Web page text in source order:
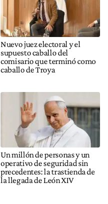
Nuevo juez electoral y el
supuesto caballo del
comisario que terminó como
caballo de Troya
Un millón de personas y un
operativo de seguridad sin
precedentes: la trastienda de
la llegada de León XIV